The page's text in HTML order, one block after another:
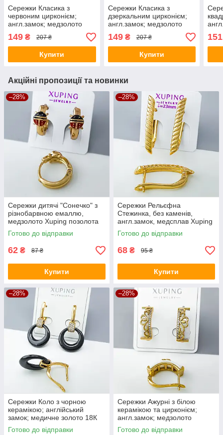
Сережки Класика з
червоним цирконієм;
англ.замок; медзолото
Xuping 18К
149 ₴ 207 ₴
Купити
Сережки Класика з
дзеркальним цирконієм;
англ.замок; медзолото
Xuping 18К
149₴ 207 ₴
Купити
151
Акційні пропозиції та новинки
–28%
Сережки дитячі "Сонечко" з
різнобарвною емаллю,
медзолото Xuping позолота
18К, дитячі
Готово до відправки
62 ₴ 87 ₴
Купити
–28%
Сережки Рельєфна
Стежинка, без каменів,
англ.замок, медсплав Xuping
позолота 18K
Готово до відправки
68 ₴ 95 ₴
Купити
–28%
Сережки Коло з чорною
керамікою; англійський
замок; медичне золото 18К
Xuping
Готово до відправки
–28%
Сережки Ажурні з білою
керамікою та цирконієм;
англ.замок; медзолото
Xuping 18K
Готово до відправки